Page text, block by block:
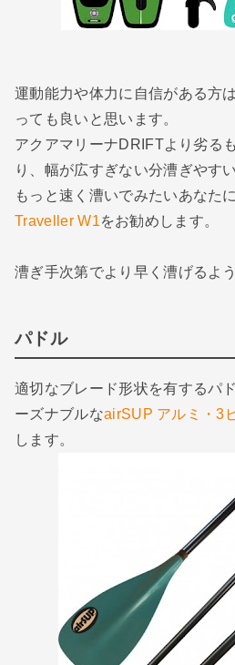
運動能力や体力に自信がある方
っても良いと思います。
アクアマリーナDRIFTより劣る
り、幅が広すぎない分漕ぎやすい
もっと速く漕いでみたいあなた
Traveller W1をお勧めします。
漕ぎ手次第でより早く漕げるよう
パドル
適切なブレード形状を有するパ
ーズナブルなairSUP アルミ・3
します。